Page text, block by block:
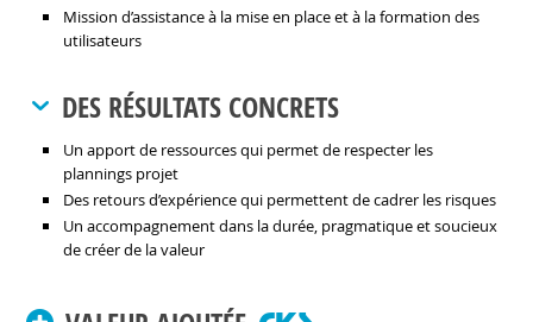
Mission d’assistance à la mise en place et à la formation des
utilisateurs
DES RÉSULTATS CONCRETS
Un apport de ressources qui permet de respecter les
plannings projet
Des retours d’expérience qui permettent de cadrer les risques
Un accompagnement dans la durée, pragmatique et soucieux
de créer de la valeur